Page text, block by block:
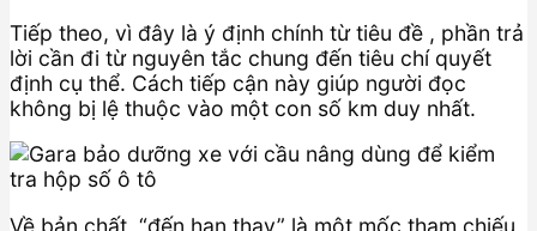
Tiếp theo, vì đây là ý định chính từ tiêu đề , phần trả
lời cần đi từ nguyên tắc chung đến tiêu chí quyết
định cụ thể. Cách tiếp cận này giúp người đọc
không bị lệ thuộc vào một con số km duy nhất.
Về bản chất, “đến hạn thay” là một mốc tham chiếu,